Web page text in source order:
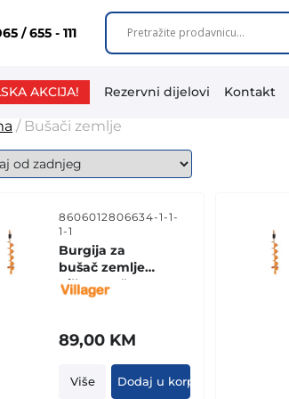
/ 655 - 111
AKCIJA! Rezervni dijelovi Kontakt
/ Bušači zemlje
8606012806634-1-1-
1-1
Burgija za
bušač zemlje
Villager 4” - 10
89,00 KM
Više Dodaj u korpu